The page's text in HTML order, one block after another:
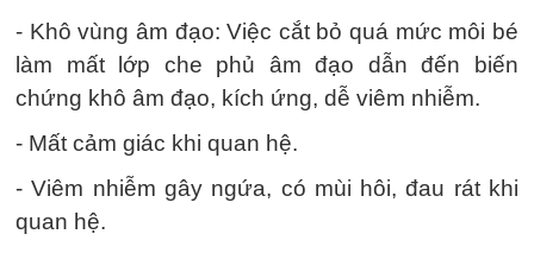
- Khô vùng âm đạo: Việc cắt bỏ quá mức môi bé
làm mất lớp che phủ âm đạo dẫn đến biến
chứng khô âm đạo, kích ứng, dễ viêm nhiễm.
- Mất cảm giác khi quan hệ.
- Viêm nhiễm gây ngứa, có mùi hôi, đau rát khi
quan hệ.